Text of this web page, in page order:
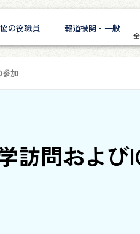
の役職員 報道機関・一般
加
訪問および